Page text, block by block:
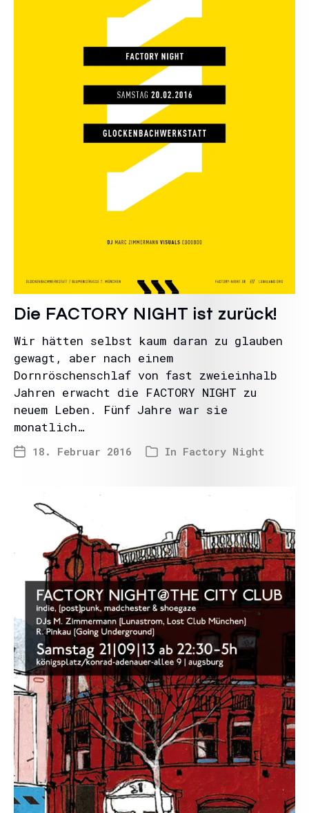
Die FACTORY NIGHT ist zurück!
Wir hätten selbst kaum daran zu glauben
gewagt, aber nach einem
Dornröschenschlaf von fast zweieinhalb
Jahren erwacht die FACTORY NIGHT zu
neuem Leben. Fünf Jahre war sie
monatlich…
18. Februar 2016 In Factory Night